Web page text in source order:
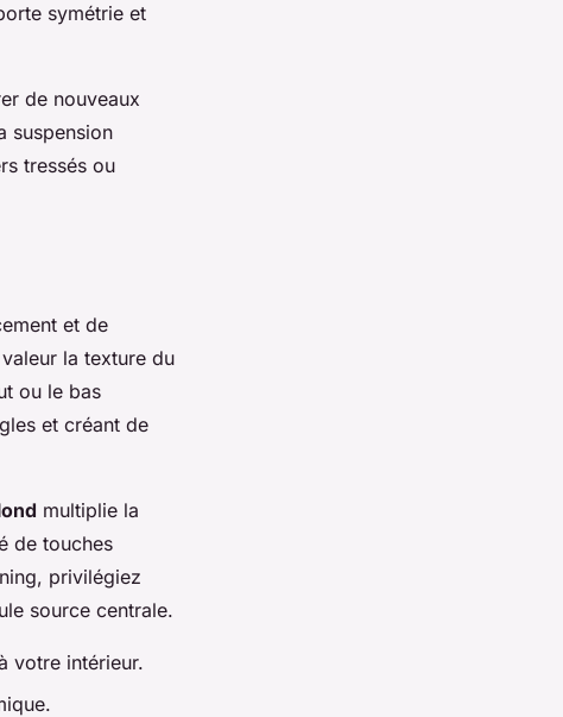
symétrie et
de nouveaux
suspension
tressés ou
et de
la texture du
ou le bas
et créant de
multiplie la
de touches
privilégiez
source centrale.
votre intérieur.